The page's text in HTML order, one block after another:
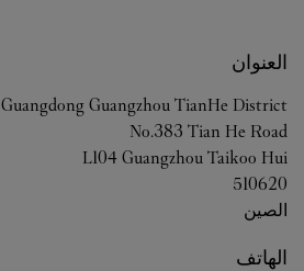
العنوان
Guangdong Guangzhou TianHe District
No.383 Tian He Road
L104 Guangzhou Taikoo Hui
510620
الصين
الهاتف